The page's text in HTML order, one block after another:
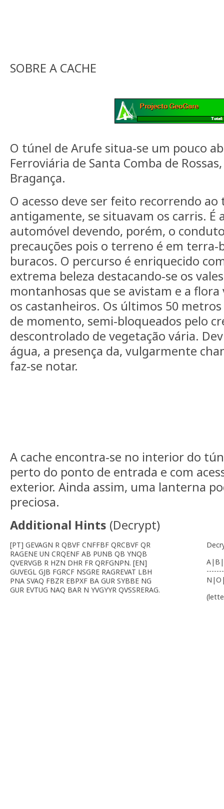
SOBRE A CACHE
O túnel de Arufe situa-se um pouco
Ferroviária de Santa Comba de
Bragança.
O acesso deve ser feito recorrendo
antigamente, se situavam os carris. É
automóvel devendo, porém, o
precauções pois o terreno é em
buracos. O percurso é enriquecido
extrema beleza destacando-se os
montanhosas que se avistam e a flora
os castanheiros. Os últimos 50
de momento, semi-bloqueados pelo
descontrolado de vegetação vária.
água, a presença da, vulgarmente
faz-se notar.
A cache encontra-se no interior do
perto do ponto de entrada e com
exterior. Ainda assim, uma lanterna
preciosa.
Additional Hints (Decrypt)
[PT] GEVAGN R QBVF CNFFBF QRCBVF QR
RAGENE UN CRQENF AB PUNB QB YNQB
QVERVGB R HZN DHR FR QRFGNPN. [EN]
GUVEGL GJB FGRCF NSGRE RAGREVAT LBH
PNA SVAQ FBZR EBPXF BA GUR SYBBE NG
GUR EVTUG NAQ BAR N YVGYYR QVSSRERAG.